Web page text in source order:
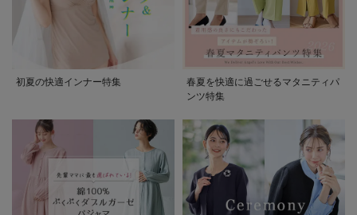
初夏の快適インナー特集
春夏を快適に過ごせるマタニティパ
ンツ特集